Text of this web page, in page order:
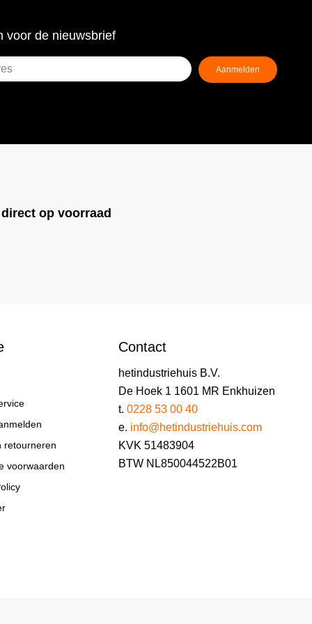
voor de nieuwsbrief
Aanmelden
op voorraad
retourneren
voorwaarden
Contact
hetindustriehuis B.V.
De Hoek 1 1601 MR Enkhuizen
t. 0228 53 00 40
e. info@hetindustriehuis.com
KVK 51483904
BTW NL850044522B01